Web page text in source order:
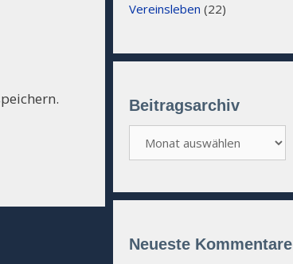
Vereinsleben (22)
Beitragsarchiv
Neueste Kommentare